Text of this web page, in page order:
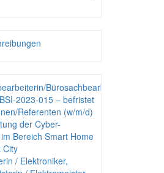
Bürosachbearbeiter
2023-015 – befristet
Referenten (w/m/d)
der Cyber-
Bereich Smart Home
City
/ Elektroniker,